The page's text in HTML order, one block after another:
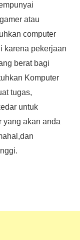
atau
computer
karena pekerjaan
berat bagi
Komputer
tugas,
untuk
yang akan anda